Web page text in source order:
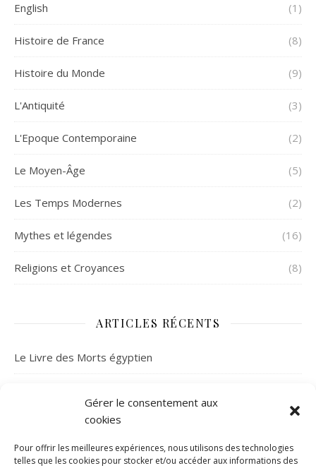
Gérer le consentement aux
cookies
Pour offrir les meilleures expériences, nous utilisons des technologies
telles que les cookies pour stocker et/ou accéder aux informations des
English (1)
Histoire de France (8)
Histoire du Monde (9)
L'Antiquité (3)
L'Epoque Contemporaine (2)
Le Moyen-Âge (5)
Les Temps Modernes (2)
Mythes et légendes (16)
Religions et Croyances (8)
ARTICLES RÉCENTS
Le Livre des Morts égyptien
La mystérieuse fortune de l’abbé Saunière
Le folklore français : à la découverte de 3 créatures